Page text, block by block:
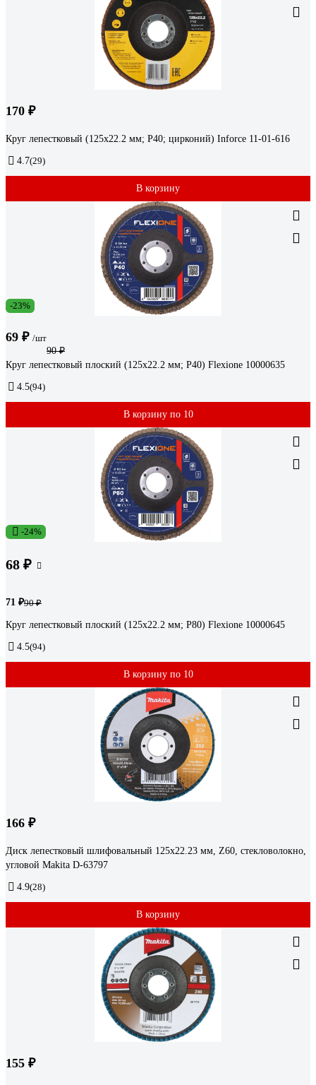
170 ₽
Круг лепестковый (125x22.2 мм; P40; цирконий) Inforce 11-01-616
4.7(29)
В корзину
-23%
69 ₽ /шт
90 ₽
Круг лепестковый плоский (125х22.2 мм; Р40) Flexione 10000635
4.5(94)
В корзину по 10
-24%
68 ₽
71 ₽90 ₽
Круг лепестковый плоский (125х22.2 мм; Р80) Flexione 10000645
4.5(94)
В корзину по 10
166 ₽
Диск лепестковый шлифовальный 125x22.23 мм, Z60, стекловолокно,
угловой Makita D-63797
4.9(28)
В корзину
155 ₽